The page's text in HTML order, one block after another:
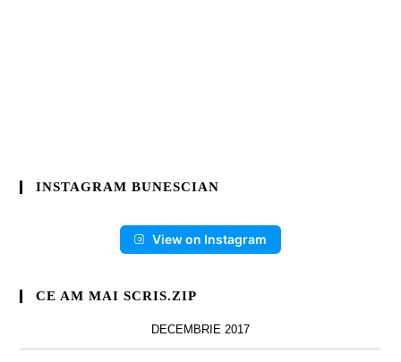
INSTAGRAM BUNESCIAN
View on Instagram
CE AM MAI SCRIS.ZIP
DECEMBRIE 2017